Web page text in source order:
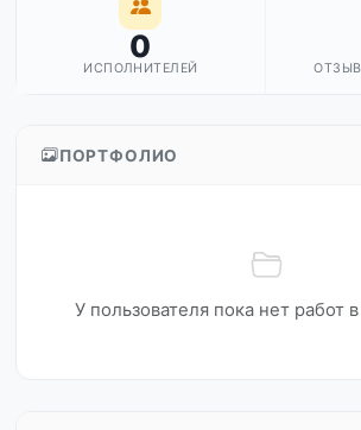
0
ИСПОЛНИТЕЛЕЙ
ПОРТФОЛИО
У пользователя пока нет работ